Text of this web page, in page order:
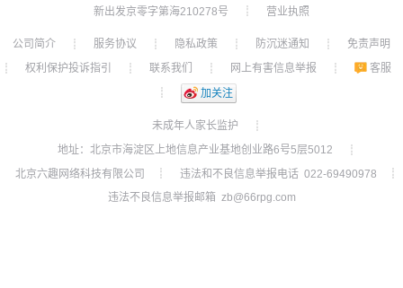
新出发京零字第海210278号
┊ 营业执照
公司简介 ┊ 服务协议 ┊ 隐私政策 ┊ 防沉迷通知 ┊
免责声明
┊
权利保护投诉指引 ┊ 联系我们 ┊ 网上有害信息举报 ┊
客服
┊
加关注
未成年人家长监护
┊
地址：北京市海淀区上地信息产业基地创业路6号5层5012
┊
北京六趣网络科技有限公司
┊ 违法和不良信息举报电话 022-69490978
┊
违法不良信息举报邮箱 zb@66rpg.com